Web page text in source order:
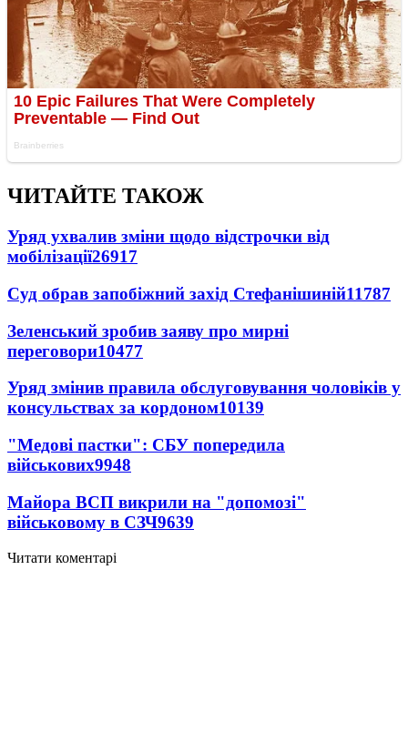
ЧИТАЙТЕ ТАКОЖ
Уряд ухвалив зміни щодо відстрочки від
мобілізації26917
Суд обрав запобіжний захід Стефанішиній11787
Зеленський зробив заяву про мирні
переговори10477
Уряд змінив правила обслуговування чоловіків у
консульствах за кордоном10139
"Медові пастки": СБУ попередила
військових9948
Майора ВСП викрили на "допомозі"
військовому в СЗЧ9639
Читати коментарі